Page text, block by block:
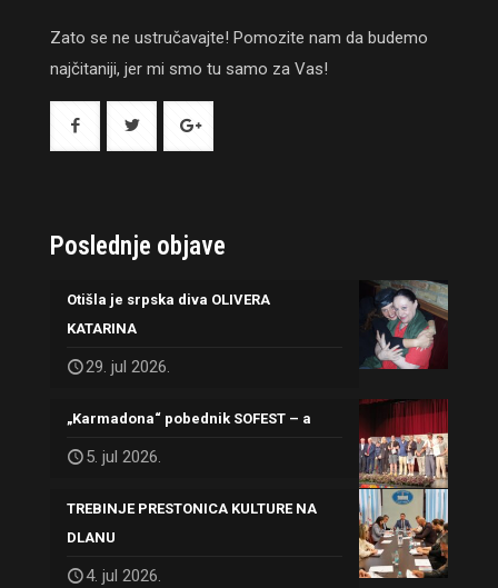
Zato se ne ustručavajte! Pomozite nam da budemo
najčitaniji, jer mi smo tu samo za Vas!
Poslednje objave
Otišla je srpska diva OLIVERA
KATARINA
29. jul 2026.
„Karmadona“ pobednik SOFEST – a
5. jul 2026.
TREBINJE PRESTONICA KULTURE NA
DLANU
4. jul 2026.